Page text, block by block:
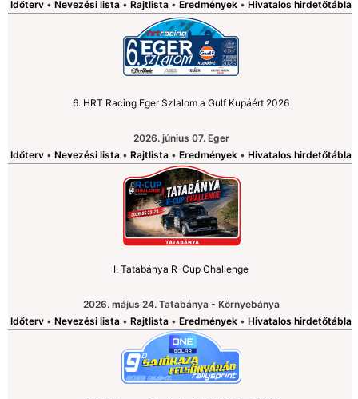
Időterv • Nevezési lista • Rajtlista • Eredmények • Hivatalos hirdetőtábla
6. HRT Racing Eger Szlalom a Gulf Kupáért 2026
2026. június 07. Eger
Időterv • Nevezési lista • Rajtlista • Eredmények • Hivatalos hirdetőtábla
I. Tatabánya R-Cup Challenge
2026. május 24. Tatabánya - Környebánya
Időterv • Nevezési lista • Rajtlista • Eredmények • Hivatalos hirdetőtábla